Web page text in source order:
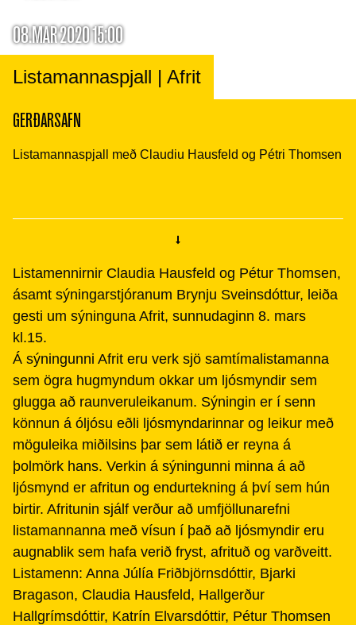
08.MAR 2020 15:00
Listamannaspjall | Afrit
GERÐARSAFN
Listamannaspjall með Claudiu Hausfeld og Pétri Thomsen
Listamennirnir Claudia Hausfeld og Pétur Thomsen,
ásamt sýningarstjóranum Brynju Sveinsdóttur, leiða
gesti um sýninguna Afrit, sunnudaginn 8. mars
kl.15.
Á sýningunni Afrit eru verk sjö samtímalistamanna
sem ögra hugmyndum okkar um ljósmyndir sem
glugga að raunveruleikanum. Sýningin er í senn
könnun á óljósu eðli ljósmyndarinnar og leikur með
möguleika miðilsins þar sem látið er reyna á
þolmörk hans. Verkin á sýningunni minna á að
ljósmynd er afritun og endurtekning á því sem hún
birtir. Afritunin sjálf verður að umfjöllunarefni
listamannanna með vísun í það að ljósmyndir eru
augnablik sem hafa verið fryst, afrituð og varðveitt.
Listamenn: Anna Júlía Friðbjörnsdóttir, Bjarki
Bragason, Claudia Hausfeld, Hallgerður
Hallgrímsdóttir, Katrín Elvarsdóttir, Pétur Thomsen